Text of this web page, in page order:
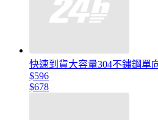
快速到貨大容量304不鏽鋼單
$596
$678